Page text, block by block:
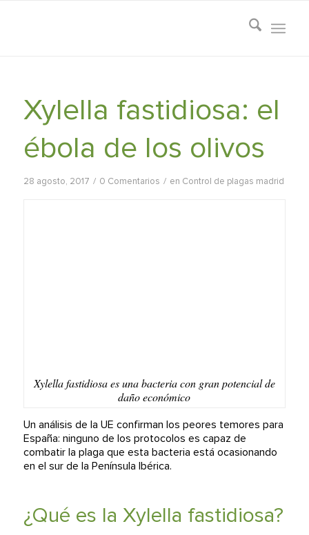
Xylella fastidiosa: el
ébola de los olivos
28 agosto, 2017 / 0 Comentarios / en Control de plagas madrid
Xylella fastidiosa es una bacteria con gran potencial de
daño económico
Un análisis de la UE confirman los peores temores para
España: ninguno de los protocolos es capaz de
combatir la plaga que esta bacteria está ocasionando
en el sur de la Península Ibérica.
¿Qué es la Xylella fastidiosa?